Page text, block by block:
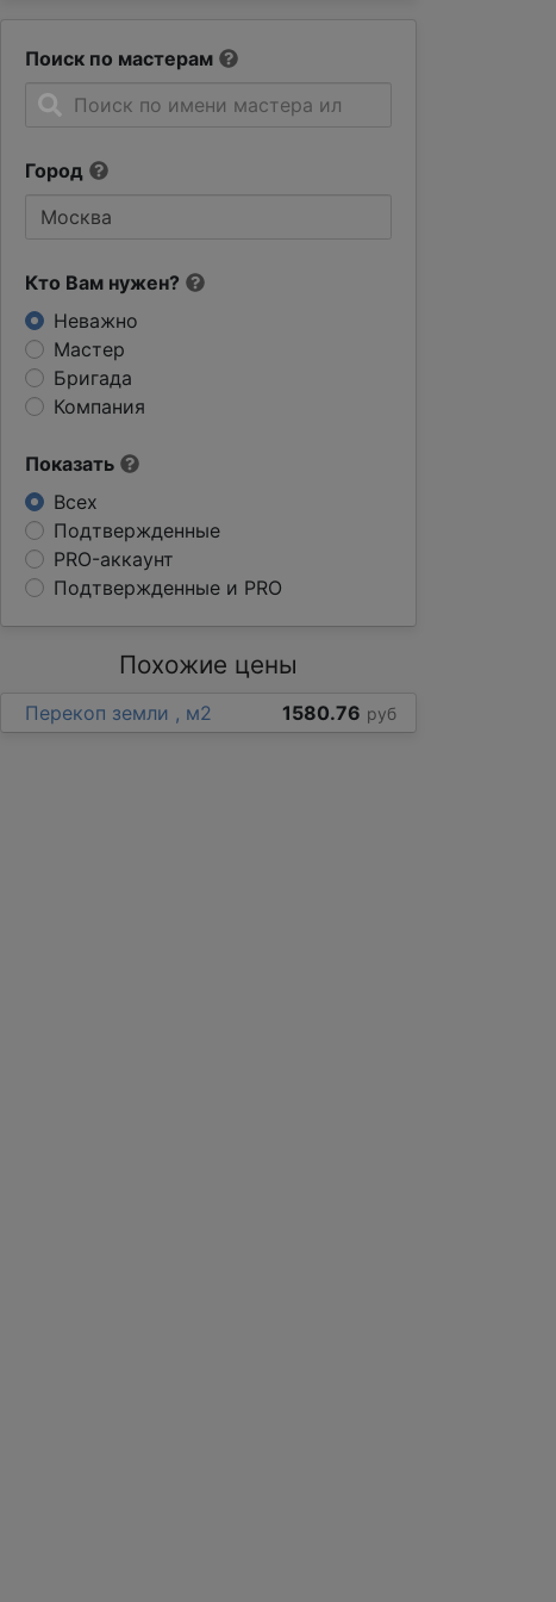
Поиск по мастерам
Город
Кто Вам нужен?
Неважно
Мастер
Бригада
Компания
Показать
Всех
Подтвержденные
PRO-аккаунт
Подтвержденные и PRO
Похожие цены
Перекоп земли , м2 1580.76 руб